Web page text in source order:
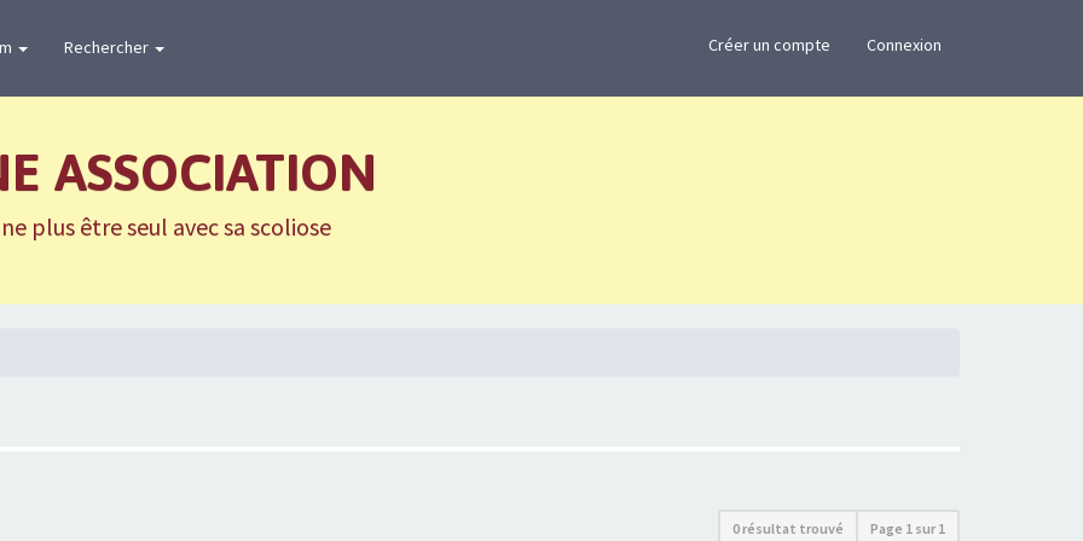
Rechercher Créer un compte Connexion
ASSOCIATION
plus être seul avec sa scoliose
0 résultat trouvé Page 1 sur1